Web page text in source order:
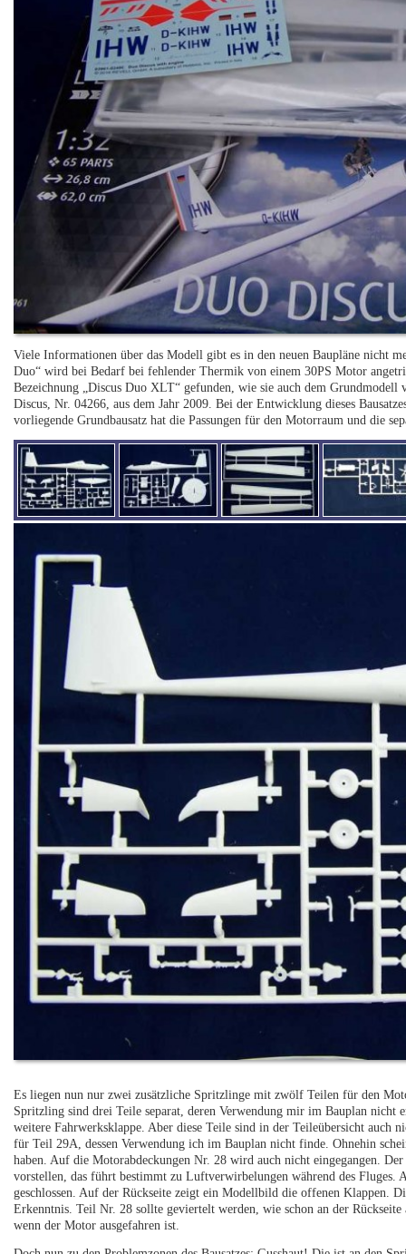
Viele Informationen über das Modell gibt es in den neuen Baupläne nicht
Duo“ wird bei Bedarf bei fehlender Thermik von einem 30PS Motor
Bezeichnung „Discus Duo XLT“ gefunden, wie sie auch dem
Discus, Nr. 04266, aus dem Jahr 2009. Bei der Entwicklung dieses
vorliegende Grundbausatz hat die Passungen für den Motorraum und die
Es liegen nun nur zwei zusätzliche Spritzlinge mit zwölf Teilen für den
Spritzling sind drei Teile separat, deren Verwendung mir im Bauplan nicht
weitere Fahrwerksklappe. Aber diese Teile sind in der Teileübersicht auch
für Teil 29A, dessen Verwendung ich im Bauplan nicht finde. Ohnehin
haben. Auf die Motorabdeckungen Nr. 28 wird auch nicht eingegangen.
vorstellen, das führt bestimmt zu Luftverwirbelungen während des
geschlossen. Auf der Rückseite zeigt ein Modellbild die offenen Klappen.
Erkenntnis. Teil Nr. 28 sollte geviertelt werden, wie schon an der
wenn der Motor ausgefahren ist.